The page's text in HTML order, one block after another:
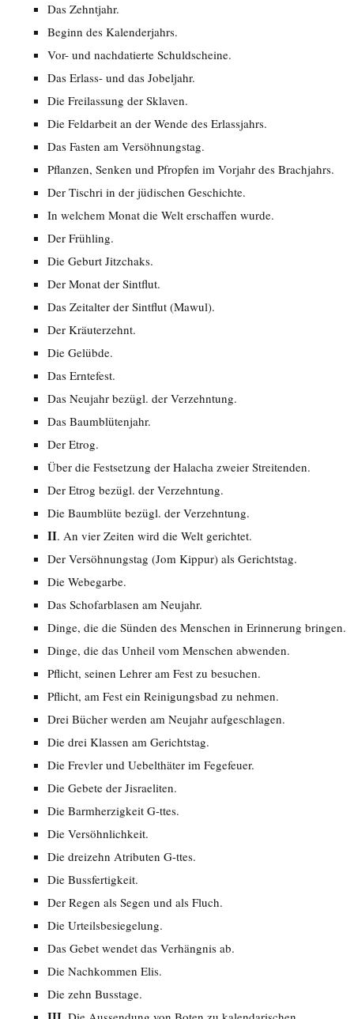
Das Zehntjahr.
Beginn des Kalenderjahrs.
Vor- und nachdatierte Schuldscheine.
Das Erlass- und das Jobeljahr.
Die Freilassung der Sklaven.
Die Feldarbeit an der Wende des Erlassjahrs.
Das Fasten am Versöhnungstag.
Pflanzen, Senken und Pfropfen im Vorjahr des Brachjahrs.
Der Tischri in der jüdischen Geschichte.
In welchem Monat die Welt erschaffen wurde.
Der Frühling.
Die Geburt Jitzchaks.
Der Monat der Sintflut.
Das Zeitalter der Sintflut (Mawul).
Der Kräuterzehnt.
Die Gelübde.
Das Erntefest.
Das Neujahr bezügl. der Verzehntung.
Das Baumblütenjahr.
Der Etrog.
Über die Festsetzung der Halacha zweier Streitenden.
Der Etrog bezügl. der Verzehntung.
Die Baumblüte bezügl. der Verzehntung.
II. An vier Zeiten wird die Welt gerichtet.
Der Versöhnungstag (Jom Kippur) als Gerichtstag.
Die Webegarbe.
Das Schofarblasen am Neujahr.
Dinge, die die Sünden des Menschen in Erinnerung bringen.
Dinge, die das Unheil vom Menschen abwenden.
Pflicht, seinen Lehrer am Fest zu besuchen.
Pflicht, am Fest ein Reinigungsbad zu nehmen.
Drei Bücher werden am Neujahr aufgeschlagen.
Die drei Klassen am Gerichtstag.
Die Frevler und Uebelthäter im Fegefeuer.
Die Gebete der Jisraeliten.
Die Barmherzigkeit G-ttes.
Die Versöhnlichkeit.
Die dreizehn Atributen G-ttes.
Die Bussfertigkeit.
Der Regen als Segen und als Fluch.
Die Urteilsbesiegelung.
Das Gebet wendet das Verhängnis ab.
Die Nachkommen Elis.
Die zehn Busstage.